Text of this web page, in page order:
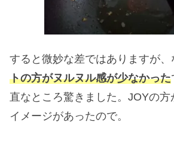
すると微妙な差ではありますが、
トの方がヌルヌル感が少なかった
直なところ驚きました。JOYの
イメージがあったので。